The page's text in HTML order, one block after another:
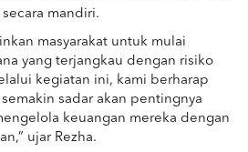
mandiri.
masyarakat untuk mulai
yang terjangkau dengan risiko
kegiatan ini, kami berharap
sadar akan pentingnya
keuangan mereka dengan
ujar Rezha.